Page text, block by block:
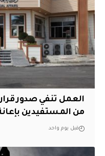
العمل تنفي صدور
من المستفيدين
قبل يوم واحد